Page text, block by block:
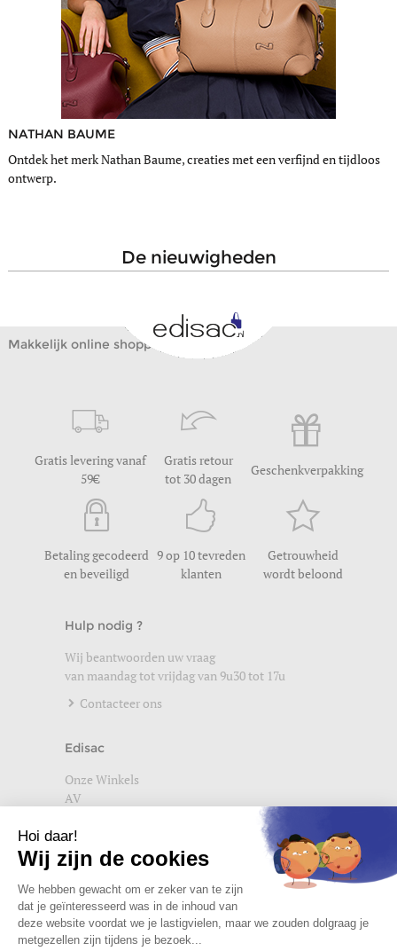
NATHAN BAUME
Ontdek het merk Nathan Baume, creaties met een verfijnd en tijdloos
ontwerp.
de nieuwigheden
Makkelijk online shoppen
Gratis levering vanaf
59
Gratis retour
tot 30 dagen
Geschenkverpakking
Betaling gecodeerd
en beveiligd
9 op 10 tevreden
klanten
Getrouwheid
wordt beloond
Hulp nodig ?
Wij beantwoorden uw vraag
van maandag tot vrijdag van 9u30 tot 17u
Contacteer ons
Edisac
Onze Winkels
AV
Wettelijke vermeldingen
Privacybeleid
Setup Cookies
Word lid van de edisac community